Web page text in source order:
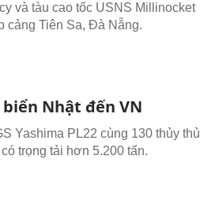
và tàu cao tốc USNS Millinocket
cảng Tiên Sa, Đà Nẵng.
Nhật đến VN
Yashima PL22 cùng 130 thủy thủ
trọng tải hơn 5.200 tấn.